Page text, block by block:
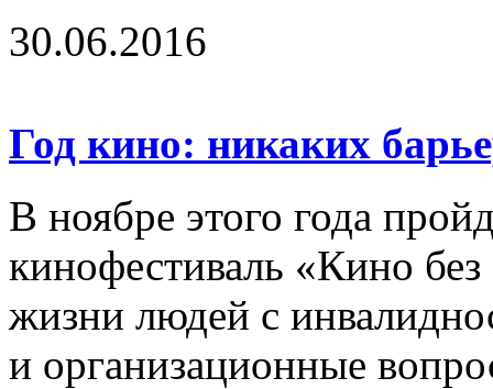
30.06.2016
Год кино: никаких
В ноябре этого года
кинофестиваль «Кино
жизни людей с
и организационные